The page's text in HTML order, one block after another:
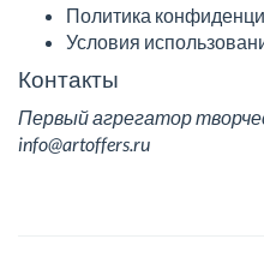
Политика
Условия
Контакты
Первый агрегатор
info@artoffers.ru